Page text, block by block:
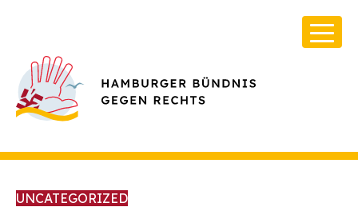
UNCATEGORIZED